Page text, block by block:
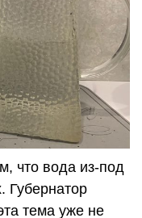
что вода из-под
Губернатор
тема уже не